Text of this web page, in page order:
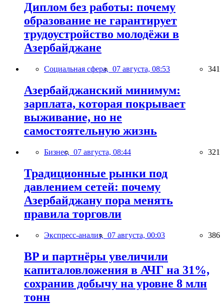
Диплом без работы: почему
образование не гарантирует
трудоустройство молодёжи в
Азербайджане
Социальная сфера, 07 августа, 08:53 341
Азербайджанский минимум:
зарплата, которая покрывает
выживание, но не
самостоятельную жизнь
Бизнес, 07 августа, 08:44 321
Традиционные рынки под
давлением сетей: почему
Азербайджану пора менять
правила торговли
Экспресс-анализ, 07 августа, 00:03 386
BP и партнёры увеличили
капиталовложения в АЧГ на 31%,
сохранив добычу на уровне 8 млн
тонн